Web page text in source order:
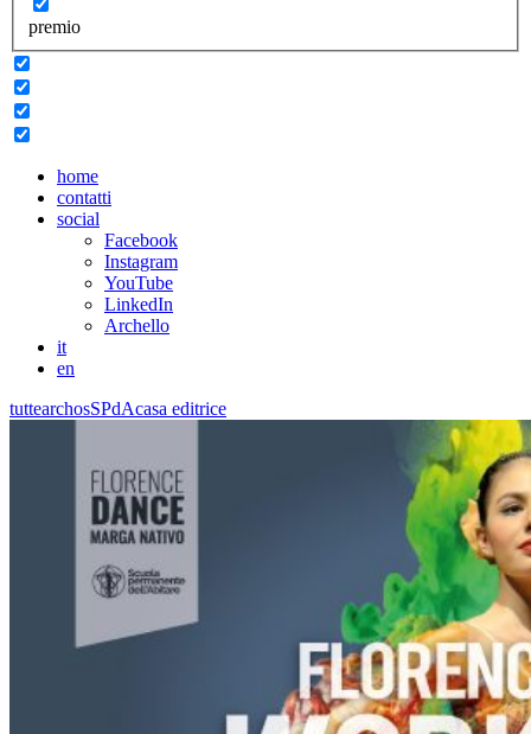
premio
home
contatti
social
Facebook
Instagram
YouTube
LinkedIn
Archello
it
en
tuttearchosSPdAcasa editrice